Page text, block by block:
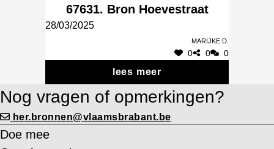
67631. Bron Hoevestraat
28/03/2025
Marijke D.
0 0 0
lees meer
Nog vragen of opmerkingen?
her.bronnen@vlaamsbrabant.be
Doe mee